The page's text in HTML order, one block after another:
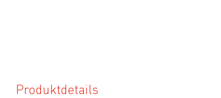
Produktdetails